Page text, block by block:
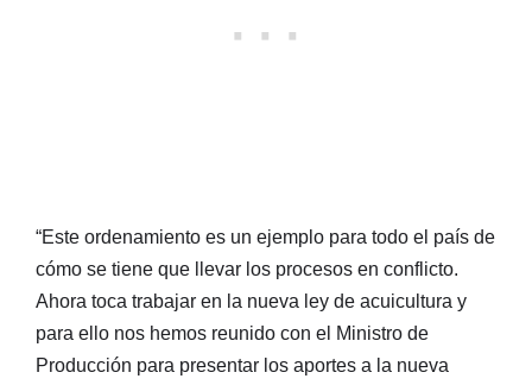
“Este ordenamiento es un ejemplo para todo el país de
cómo se tiene que llevar los procesos en conflicto.
Ahora toca trabajar en la nueva ley de acuicultura y
para ello nos hemos reunido con el Ministro de
Producción para presentar los aportes a la nueva